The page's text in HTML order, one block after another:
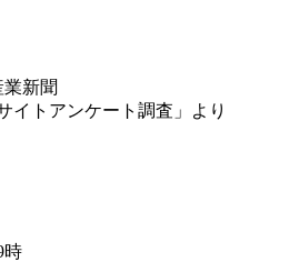
新聞
イトアンケート調査」より
時